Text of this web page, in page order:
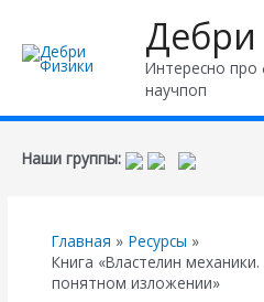
Интересно про
научпоп
Наши группы:
Главная
Ресурсы
Книга «Властелин
понятном изложении»